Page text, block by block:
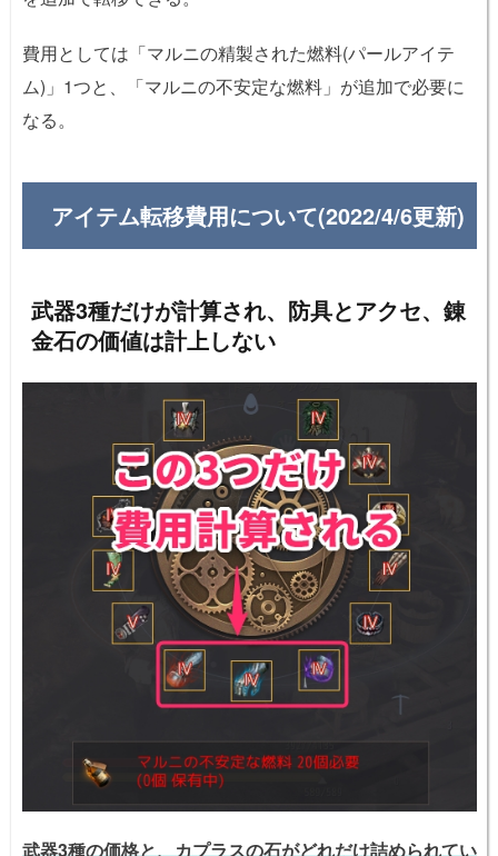
費用としては「マルニの精製された燃料(パールアイテ
ム)」1つと、「マルニの不安定な燃料」が追加で必要に
なる。
アイテム転移費用について(2022/4/6更新)
武器3種だけが計算され、防具とアクセ、錬
金石の価値は計上しない
武器3種の価格と、カプラスの石がどれだけ詰められてい